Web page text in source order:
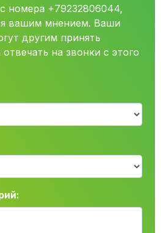
номера +79232806044,
вашим мнением. Ваши
другим принять
на звонки с этого